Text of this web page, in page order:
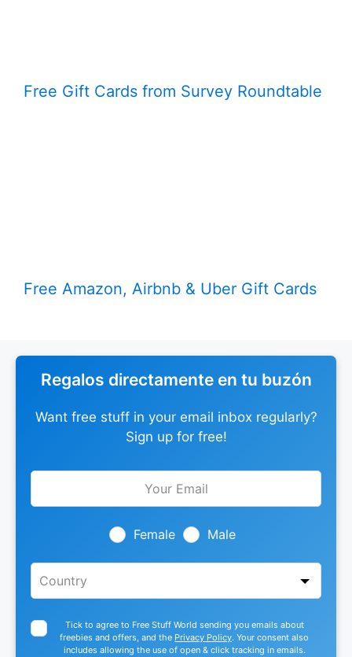
Free Gift Cards from Survey Roundtable
Free Amazon, Airbnb & Uber Gift Cards
Regalos directamente en tu buzón
Want free stuff in your email inbox regularly?
Sign up for free!
Leave
Female Male
Tick to agree to Free Stuff World sending you emails about
freebies and offers, and the Privacy Policy. Your consent also
includes allowing the use of open & click tracking in emails.